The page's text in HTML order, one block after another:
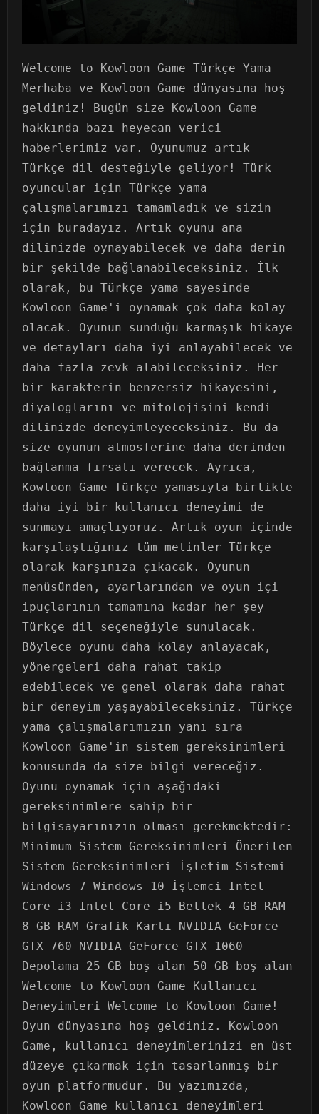
Welcome to Kowloon Game Türkçe Yama
Merhaba ve Kowloon Game dünyasına hoş
geldiniz! Bugün size Kowloon Game
hakkında bazı heyecan verici
haberlerimiz var. Oyunumuz artık
Türkçe dil desteğiyle geliyor! Türk
oyuncular için Türkçe yama
çalışmalarımızı tamamladık ve sizin
için buradayız. Artık oyunu ana
dilinizde oynayabilecek ve daha derin
bir şekilde bağlanabileceksiniz. İlk
olarak, bu Türkçe yama sayesinde
Kowloon Game'i oynamak çok daha kolay
olacak. Oyunun sunduğu karmaşık hikaye
ve detayları daha iyi anlayabilecek ve
daha fazla zevk alabileceksiniz. Her
bir karakterin benzersiz hikayesini,
diyaloglarını ve mitolojisini kendi
dilinizde deneyimleyeceksiniz. Bu da
size oyunun atmosferine daha derinden
bağlanma fırsatı verecek. Ayrıca,
Kowloon Game Türkçe yamasıyla birlikte
daha iyi bir kullanıcı deneyimi de
sunmayı amaçlıyoruz. Artık oyun içinde
karşılaştığınız tüm metinler Türkçe
olarak karşınıza çıkacak. Oyunun
menüsünden, ayarlarından ve oyun içi
ipuçlarının tamamına kadar her şey
Türkçe dil seçeneğiyle sunulacak.
Böylece oyunu daha kolay anlayacak,
yönergeleri daha rahat takip
edebilecek ve genel olarak daha rahat
bir deneyim yaşayabileceksiniz. Türkçe
yama çalışmalarımızın yanı sıra
Kowloon Game'in sistem gereksinimleri
konusunda da size bilgi vereceğiz.
Oyunu oynamak için aşağıdaki
gereksinimlere sahip bir
bilgisayarınızın olması gerekmektedir:
Minimum Sistem Gereksinimleri Önerilen
Sistem Gereksinimleri İşletim Sistemi
Windows 7 Windows 10 İşlemci Intel
Core i3 Intel Core i5 Bellek 4 GB RAM
8 GB RAM Grafik Kartı NVIDIA GeForce
GTX 760 NVIDIA GeForce GTX 1060
Depolama 25 GB boş alan 50 GB boş alan
Welcome to Kowloon Game Kullanıcı
Deneyimleri Welcome to Kowloon Game!
Oyun dünyasına hoş geldiniz. Kowloon
Game, kullanıcı deneyimlerinizi en üst
düzeye çıkarmak için tasarlanmış bir
oyun platformudur. Bu yazımızda,
Kowloon Game kullanıcı deneyimleri